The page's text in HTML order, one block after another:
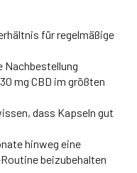
für regelmäßige
Nachbestellung
mg CBD im größten
dass Kapseln gut
hinweg eine
beizubehalten